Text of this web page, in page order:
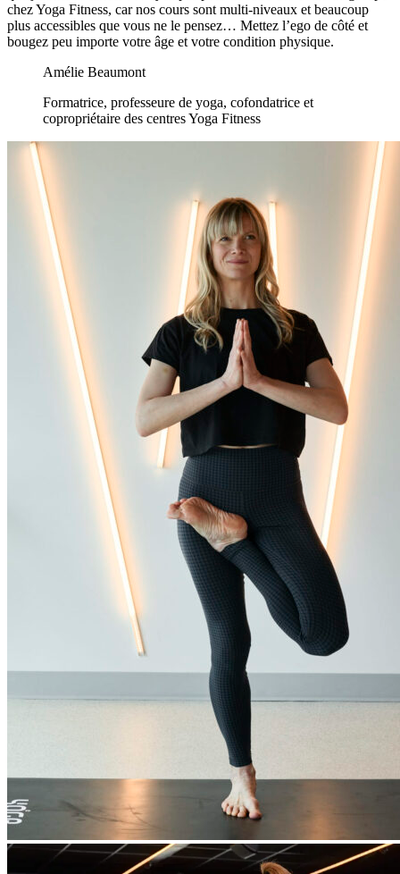
chez Yoga Fitness, car nos cours sont multi-niveaux et beaucoup
plus accessibles que vous ne le pensez… Mettez l’ego de côté et
bougez peu importe votre âge et votre condition physique.
Amélie Beaumont
Formatrice, professeure de yoga, cofondatrice et
copropriétaire des centres Yoga Fitness